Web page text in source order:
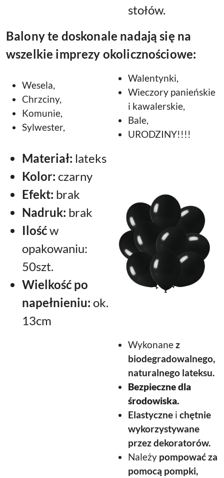
stołów.
Balony te doskonale nadają się na
wszelkie imprezy okolicznościowe:
Wesela,
Chrzciny,
Komunie,
Sylwester,
Walentynki,
Wieczory panieńskie
i kawalerskie,
Bale,
URODZINY!!!!
Materiał: lateks
Kolor: czarny
Efekt: brak
Nadruk: brak
Ilośćw
opakowaniu:
50szt.
Wielkość po
napełnieniu: ok.
13cm
Wykonanez
biodegradowalnego,
naturalnego lateksu.
Bezpieczne dla
środowiska.
Elastyczne i chętnie
wykorzystywane
przez dekoratorów.
Należy pompować za
pomocą pompki,